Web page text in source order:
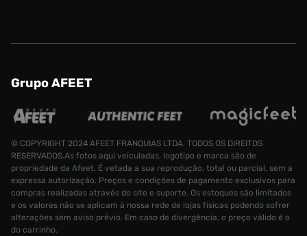
CONTINUAR COMPRANDO
Tênis Nike P-6000 Feminino
Tamanho:34 R$ 899,99
ADICIONAR AO CARRINHO
Grupo AFEET
© COPYRIGHT 2024 AFEET FRANQUIAS LTDA. TODOS OS DIREITOS
RESERVADOS.As fotos aqui veiculadas, logotipo e marca são de
propriedade da Afeet. É vetada a sua reprodução, total ou parcial, sem a
expressa autorização. Preços e condições de pagamento exclusivos para
compras realizadas através do site e suporte. Os estoques são limitados
e os valores não se aplicam à nossa rede de lojas físicas podendo sofrer
alterações sem aviso prévio. Em caso de divergência, o preço válido é o
do carrinho.